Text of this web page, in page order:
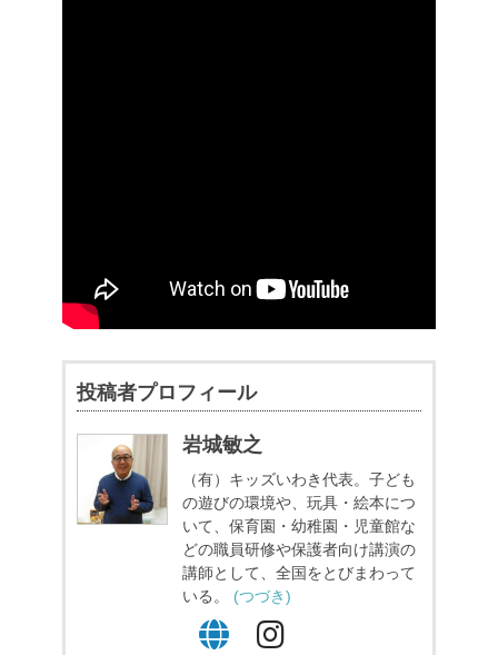
投稿者プロフィール
岩城敏之
（有）キッズいわき代表。子ども
の遊びの環境や、玩具・絵本につ
いて、保育園・幼稚園・児童館な
どの職員研修や保護者向け講演の
講師として、全国をとびまわって
いる。
(つづき)